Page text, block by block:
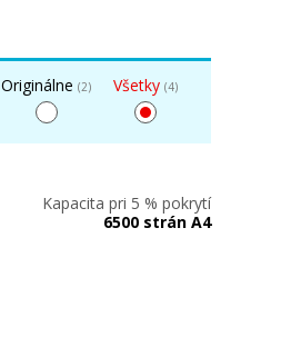
Originálne (2) Všetky (4)
Kapacita pri 5 % pokrytí
6500 strán A4